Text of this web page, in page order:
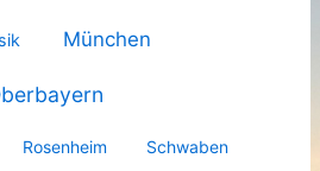
München
Rosenheim Schwaben